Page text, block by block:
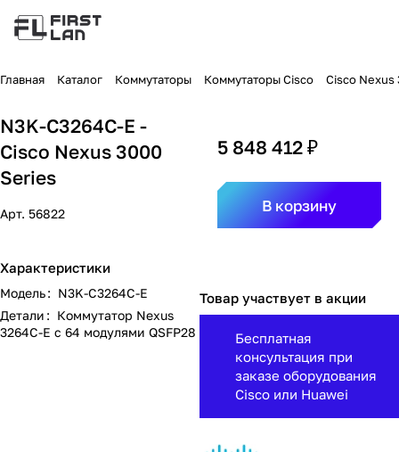
Главная Каталог Коммутаторы Коммутаторы Cisco Cisco Nexus
N3K-C3264C-E -
Cisco Nexus 3000
Series
Арт. 56822
Характеристики
Модель: N3K-C3264C-E
Детали: Коммутатор Nexus
3264C-E с 64 модулями QSFP28
5 848 412 ₽
В корзину
Товар участвует в акции
Бесплатная
консультация при
заказе оборудования
Cisco или Huawei